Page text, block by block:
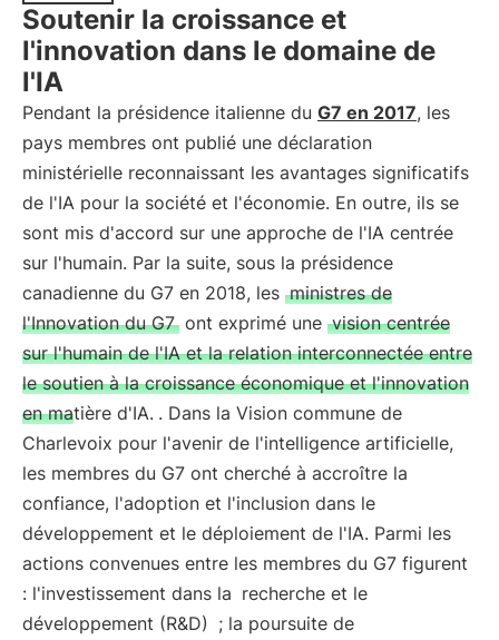
Soutenir la croissance et
l'innovation dans le domaine de
l'IA
Pendant la présidence italienne du G7 en 2017, les
pays membres ont publié une déclaration
ministérielle reconnaissant les avantages significatifs
de l'IA pour la société et l'économie. En outre, ils se
sont mis d'accord sur une approche de l'IA centrée
sur l'humain. Par la suite, sous la présidence
canadienne du G7 en 2018, les ministres de
l'Innovation du G7 ont exprimé une vision centrée
sur l'humain de l'IA et la relation interconnectée entre
le soutien à la croissance économique et l'innovation
en matière d'IA. . Dans la Vision commune de
Charlevoix pour l'avenir de l'intelligence artificielle,
les membres du G7 ont cherché à accroître la
confiance, l'adoption et l'inclusion dans le
développement et le déploiement de l'IA. Parmi les
actions convenues entre les membres du G7 figurent
: l'investissement dans la recherche et le
développement (R&D) ; la poursuite de